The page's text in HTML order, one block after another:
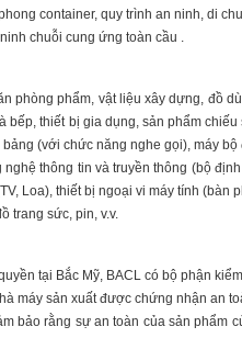
container, quy trình an ninh, di
chuỗi cung ứng toàn cầu .
phòng phẩm, vật liệu xây dựng, đồ
thiết bị gia dụng, sản phẩm chiếu
(với chức năng nghe gọi), máy bộ
thông tin và truyền thông (bộ
Loa), thiết bị ngoại vi máy tính (bàn
trang sức, pin, v.v.
tại Bắc Mỹ, BACL có bộ phận
máy sản xuất được chứng nhận an
bảo rằng sự an toàn của sản phẩm